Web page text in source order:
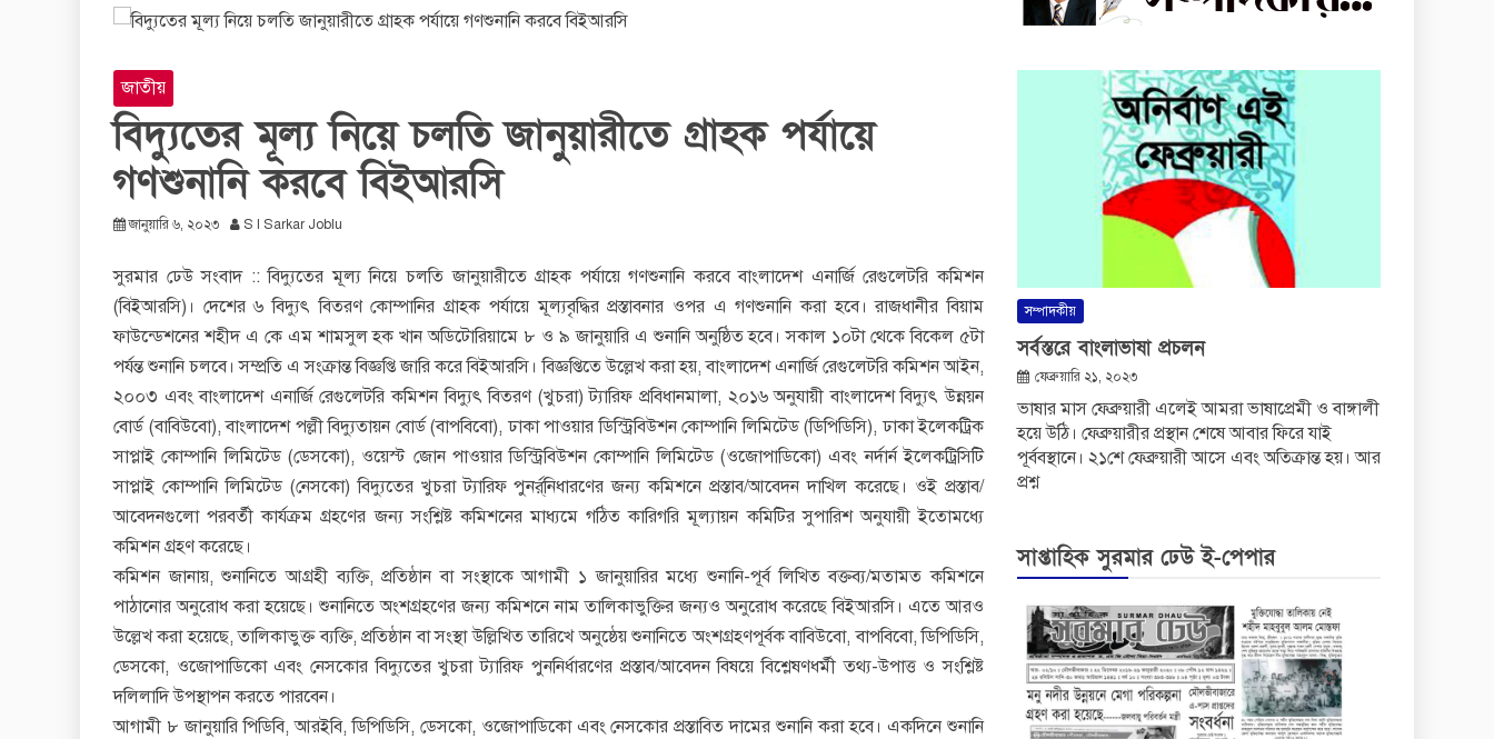
জাতীয়
বিদ্যুতের মূল্য নিয়ে চলতি জানুয়ারীতে গ্রাহক পর্যায়ে
গণশুনানি করবে বিইআরসি
জানুয়ারি ৬, ২০২৩ S I Sarkar Joblu
সুরমার ঢেউ সংবাদ :: বিদ্যুতের মূল্য নিয়ে চলতি জানুয়ারীতে গ্রাহক পর্যায়ে গণশুনানি করবে বাংলাদেশ এনার্জি রেগুলেটরি কমিশন
(বিইআরসি)। দেশের ৬ বিদ্যুৎ বিতরণ কোম্পানির গ্রাহক পর্যায়ে মূল্যবৃদ্ধির প্রস্তাবনার ওপর এ গণশুনানি করা হবে। রাজধানীর বিয়াম
ফাউন্ডেশনের শহীদ এ কে এম শামসুল হক খান অডিটোরিয়ামে ৮ ও ৯ জানুয়ারি এ শুনানি অনুষ্ঠিত হবে। সকাল ১০টা থেকে বিকেল ৫টা
পর্যন্ত শুনানি চলবে। সম্প্রতি এ সংক্রান্ত বিজ্ঞপ্তি জারি করে বিইআরসি। বিজ্ঞপ্তিতে উল্লেখ করা হয়, বাংলাদেশ এনার্জি রেগুলেটরি কমিশন আইন,
২০০৩ এবং বাংলাদেশ এনার্জি রেগুলেটরি কমিশন বিদ্যুৎ বিতরণ (খুচরা) ট্যারিফ প্রবিধানমালা, ২০১৬ অনুযায়ী বাংলাদেশ বিদ্যুৎ উন্নয়ন
বোর্ড (বাবিউবো), বাংলাদেশ পল্লী বিদ্যুতায়ন বোর্ড (বাপবিবো), ঢাকা পাওয়ার ডিস্ট্রিবিউশন কোম্পানি লিমিটেড (ডিপিডিসি), ঢাকা ইলেকট্রিক
সাপ্লাই কোম্পানি লিমিটেড (ডেসকো), ওয়েস্ট জোন পাওয়ার ডিস্ট্রিবিউশন কোম্পানি লিমিটেড (ওজোপাডিকো) এবং নর্দার্ন ইলেকট্রিসিটি
সাপ্লাই কোম্পানি লিমিটেড (নেসকো) বিদ্যুতের খুচরা ট্যারিফ পুনর্র্নিধারণের জন্য কমিশনে প্রস্তাব/আবেদন দাখিল করেছে। ওই প্রস্তাব/
আবেদনগুলো পরবর্তী কার্যক্রম গ্রহণের জন্য সংশ্লিষ্ট কমিশনের মাধ্যমে গঠিত কারিগরি মূল্যায়ন কমিটির সুপারিশ অনুযায়ী ইতোমধ্যে
কমিশন গ্রহণ করেছে।
কমিশন জানায়, শুনানিতে আগ্রহী ব্যক্তি, প্রতিষ্ঠান বা সংস্থাকে আগামী ১ জানুয়ারির মধ্যে শুনানি-পূর্ব লিখিত বক্তব্য/মতামত কমিশনে
পাঠানোর অনুরোধ করা হয়েছে। শুনানিতে অংশগ্রহণের জন্য কমিশনে নাম তালিকাভুক্তির জন্যও অনুরোধ করেছে বিইআরসি। এতে আরও
উল্লেখ করা হয়েছে, তালিকাভুক্ত ব্যক্তি, প্রতিষ্ঠান বা সংস্থা উল্লিখিত তারিখে অনুষ্ঠেয় শুনানিতে অংশগ্রহণপূর্বক বাবিউবো, বাপবিবো, ডিপিডিসি,
ডেসকো, ওজোপাডিকো এবং নেসকোর বিদ্যুতের খুচরা ট্যারিফ পুননির্ধারণের প্রস্তাব/আবেদন বিষয়ে বিশ্লেষণধর্মী তথ্য-উপাত্ত ও সংশ্লিষ্ট
দলিলাদি উপস্থাপন করতে পারবেন।
আগামী ৮ জানুয়ারি পিডিবি, আরইবি, ডিপিডিসি, ডেসকো, ওজোপাডিকো এবং নেসকোর প্রস্তাবিত দামের শুনানি করা হবে। একদিনে শুনানি
সম্পাদকীয়
সর্বস্তরে বাংলাভাষা প্রচলন
ফেব্রুয়ারি ২১, ২০২৩
ভাষার মাস ফেব্রুয়ারী এলেই আমরা ভাষাপ্রেমী ও বাঙ্গালী
হয়ে উঠি। ফেব্রুয়ারীর প্রস্থান শেষে আবার ফিরে যাই
পূর্ববস্থানে। ২১শে ফেব্রুয়ারী আসে এবং অতিক্রান্ত হয়। আর
প্রশ্ন
সাপ্তাহিক সুরমার ঢেউ ই-পেপার